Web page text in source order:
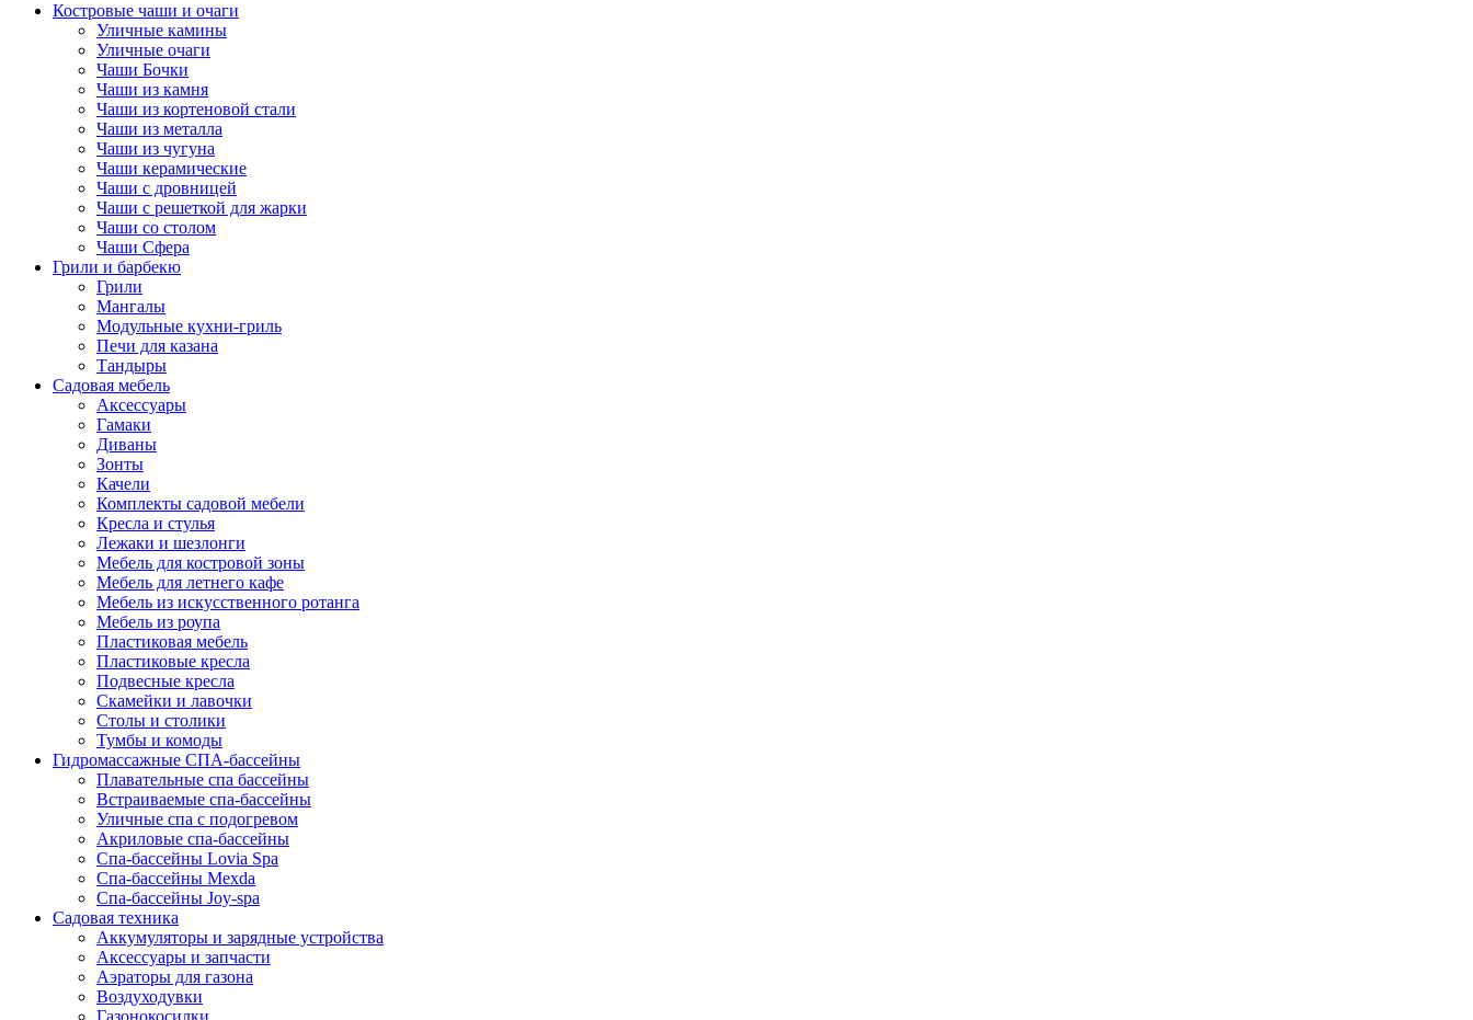
Костровые чаши и очаги
Уличные камины
Уличные очаги
Чаши Бочки
Чаши из камня
Чаши из кортеновой стали
Чаши из металла
Чаши из чугуна
Чаши керамические
Чаши с дровницей
Чаши с решеткой для жарки
Чаши со столом
Чаши Сфера
Грили и барбекю
Грили
Мангалы
Модульные кухни-гриль
Печи для казана
Тандыры
Садовая мебель
Аксессуары
Гамаки
Диваны
Зонты
Качели
Комплекты садовой мебели
Кресла и стулья
Лежаки и шезлонги
Мебель для костровой зоны
Мебель для летнего кафе
Мебель из искусственного ротанга
Мебель из роупа
Пластиковая мебель
Пластиковые кресла
Подвесные кресла
Скамейки и лавочки
Столы и столики
Тумбы и комоды
Гидромассажные СПА-бассейны
Плавательные спа бассейны
Встраиваемые спа-бассейны
Уличные спа с подогревом
Акриловые спа-бассейны
Спа-бассейны Lovia Spa
Спа-бассейны Mexda
Спа-бассейны Joy-spa
Садовая техника
Аккумуляторы и зарядные устройства
Аксессуары и запчасти
Аэраторы для газона
Воздуходувки
Газонокосилки